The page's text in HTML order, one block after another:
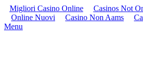
Migliori Casino Online Casinos Not
Online Nuovi
Casino Non Aams
Menu